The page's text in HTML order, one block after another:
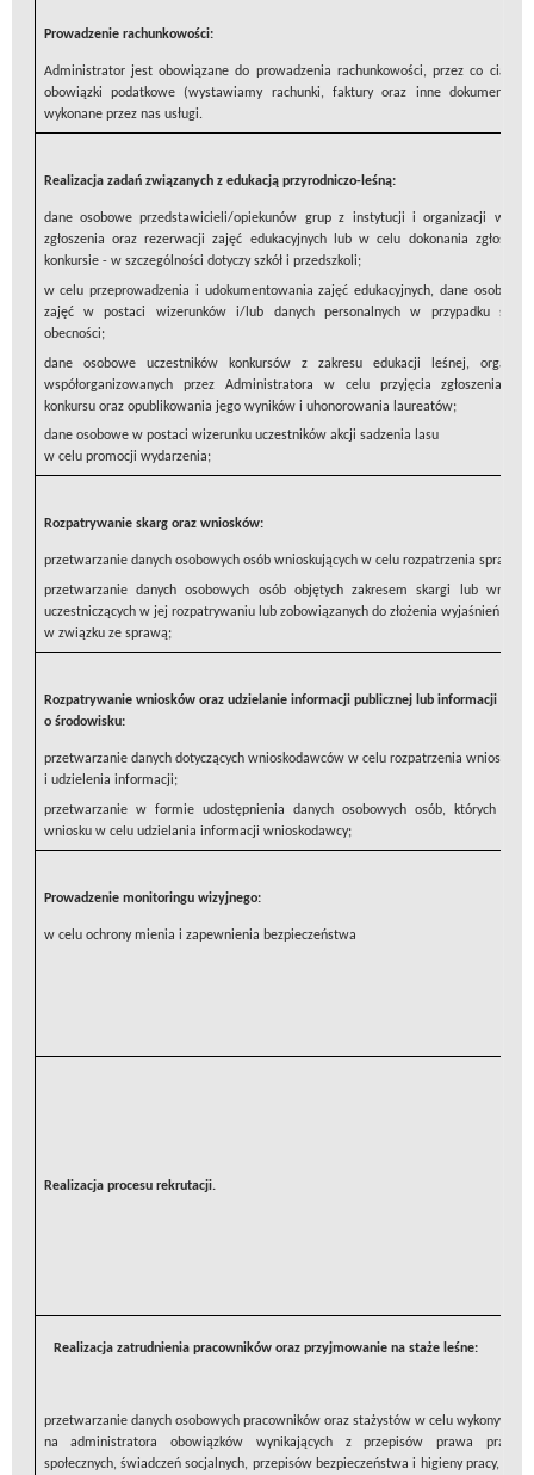
Prowadzenie rachunkowości:
Administrator jest obowiązane do prowadzenia rachunkowości, przez co ciążą
obowiązki podatkowe (wystawiamy rachunki, faktury oraz inne dokumenty
wykonane przez nas usługi.
Realizacja zadań związanych z edukacją przyrodniczo-leśną:
dane osobowe przedstawicieli/opiekunów grup z instytucji i organizacji w
zgłoszenia oraz rezerwacji zajęć edukacyjnych lub w celu dokonania
konkursie - w szczególności dotyczy szkół i przedszkoli;
w celu przeprowadzenia i udokumentowania zajęć edukacyjnych, dane osobowe
zajęć w postaci wizerunków i/lub danych personalnych w przypadku
obecności;
dane osobowe uczestników konkursów z zakresu edukacji leśnej,
współorganizowanych przez Administratora w celu przyjęcia zgłoszenia,
konkursu oraz opublikowania jego wyników i uhonorowania laureatów;
dane osobowe w postaci wizerunku uczestników akcji sadzenia lasu
w celu promocji wydarzenia;
Rozpatrywanie skarg oraz wniosków:
przetwarzanie danych osobowych osób wnioskujących w celu rozpatrzenia sprawy;
przetwarzanie danych osobowych osób objętych zakresem skargi lub
uczestniczących w jej rozpatrywaniu lub zobowiązanych do złożenia wyjaśnień
w związku ze sprawą;
Rozpatrywanie wniosków oraz udzielanie informacji publicznej lub informacji
o środowisku:
przetwarzanie danych dotyczących wnioskodawców w celu rozpatrzenia wniosku
i udzielenia informacji;
przetwarzanie w formie udostępnienia danych osobowych osób, których
wniosku w celu udzielania informacji wnioskodawcy;
Prowadzenie monitoringu wizyjnego:
w celu ochrony mienia i zapewnienia bezpieczeństwa
Realizacja procesu rekrutacji.
Realizacja zatrudnienia pracowników oraz przyjmowanie na staże leśne:
przetwarzanie danych osobowych pracowników oraz stażystów w celu wykonywania
na administratora obowiązków wynikających z przepisów prawa pracy,
społecznych, świadczeń socjalnych, przepisów bezpieczeństwa i higieny pracy,